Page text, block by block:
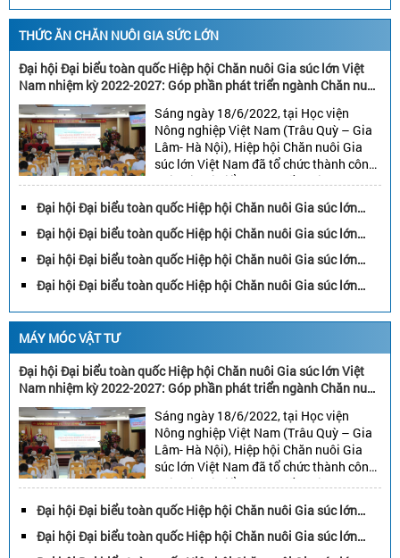
Chăn nuôi gia súc lớn Việt Nam bền vững
THỨC ĂN CHĂN NUÔI GIA SỨC LỚN
Đại hội Đại biểu toàn quốc Hiệp hội Chăn nuôi Gia súc lớn Việt
Nam nhiệm kỳ 2022-2027: Góp phần phát triển ngành Chăn nuôi
gia súc lớn Việt Nam bền vững
Sáng ngày 18/6/2022, tại Học viện
Nông nghiệp Việt Nam (Trâu Quỳ – Gia
Lâm- Hà Nội), Hiệp hội Chăn nuôi Gia
súc lớn Việt Nam đã tổ chức thành công
Đại hội Đại biểu toàn quốc nhiệm kỳ
2022-2027. Đại hội đã bầu: 45 đại biểu
vào Ban chấp hành, 15 đại biểu vào […]
Đại hội Đại biểu toàn quốc Hiệp hội Chăn nuôi Gia súc lớn
Việt Nam nhiệm kỳ 2022-2027: Góp phần phát triển ngành
Chăn nuôi gia súc lớn Việt Nam bền vững
Đại hội Đại biểu toàn quốc Hiệp hội Chăn nuôi Gia súc lớn
Việt Nam nhiệm kỳ 2022-2027: Góp phần phát triển ngành
Chăn nuôi gia súc lớn Việt Nam bền vững
Đại hội Đại biểu toàn quốc Hiệp hội Chăn nuôi Gia súc lớn
Việt Nam nhiệm kỳ 2022-2027: Góp phần phát triển ngành
Chăn nuôi gia súc lớn Việt Nam bền vững
Đại hội Đại biểu toàn quốc Hiệp hội Chăn nuôi Gia súc lớn
Chăn nuôi gia súc lớn Việt Nam bền vững
MÁY MÓC VẬT TƯ
Đại hội Đại biểu toàn quốc Hiệp hội Chăn nuôi Gia súc lớn Việt
Nam nhiệm kỳ 2022-2027: Góp phần phát triển ngành Chăn nuôi
gia súc lớn Việt Nam bền vững
Sáng ngày 18/6/2022, tại Học viện
Nông nghiệp Việt Nam (Trâu Quỳ – Gia
Lâm- Hà Nội), Hiệp hội Chăn nuôi Gia
súc lớn Việt Nam đã tổ chức thành công
Đại hội Đại biểu toàn quốc nhiệm kỳ
2022-2027. Đại hội đã bầu: 45 đại biểu
vào Ban chấp hành, 15 đại biểu vào […]
Đại hội Đại biểu toàn quốc Hiệp hội Chăn nuôi Gia súc lớn
Việt Nam nhiệm kỳ 2022-2027: Góp phần phát triển ngành
Chăn nuôi gia súc lớn Việt Nam bền vững
Đại hội Đại biểu toàn quốc Hiệp hội Chăn nuôi Gia súc lớn
Việt Nam nhiệm kỳ 2022-2027: Góp phần phát triển ngành